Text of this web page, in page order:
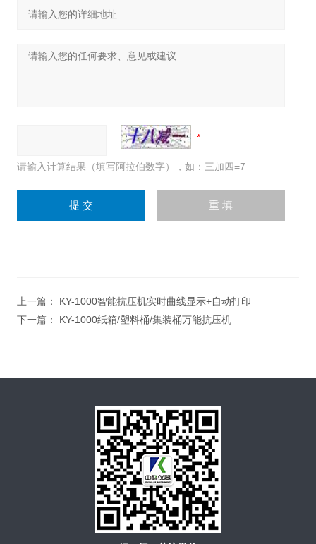
请输入计算结果（填写阿拉伯数字），如：三加四=7
上一篇： KY-1000智能抗压机实时曲线显示+自动打印
下一篇： KY-1000纸箱/塑料桶/集装桶万能抗压机